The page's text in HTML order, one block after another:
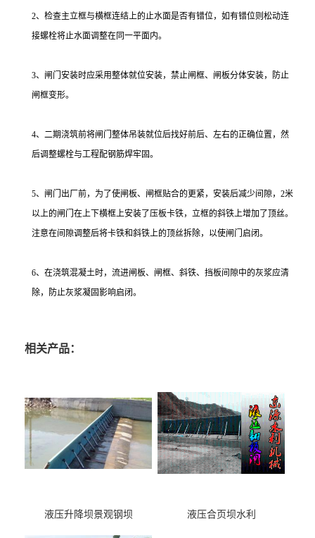
2、检查主立框与横框连结上的止水面是否有错位，如有错位则松动连
接螺栓将止水面调整在同一平面内。
3、闸门安装时应采用整体就位安装，禁止闸框、闸板分体安装，防止
闸框变形。
4、二期浇筑前将闸门整体吊装就位后找好前后、左右的正确位置，然
后调整螺栓与工程配钢筋焊牢固。
5、闸门出厂前，为了使闸板、闸框贴合的更紧，安装后减少间隙，2米
以上的闸门在上下横框上安装了压板卡铁，立框的斜铁上增加了顶丝。
注意在间隙调整后将卡铁和斜铁上的顶丝拆除，以使闸门启闭。
6、在浇筑混凝土时，流进闸板、闸框、斜铁、挡板间隙中的灰浆应清
除，防止灰浆凝固影响启闭。
相关产品：
液压升降坝景观钢坝 液压合页坝水利